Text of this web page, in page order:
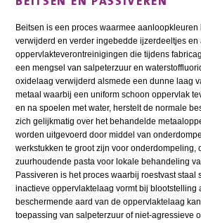
Beitsen is een proces waarmee aanloopkleuren
verwijderd en verder ingebedde ijzerdeeltjes en
oppervlakteverontreinigingen die tijdens
een mengsel van salpeterzuur en
oxidelaag verwijderd alsmede een dunne laag
metaal waarbij een uniform schoon oppervlak
en na spoelen met water, herstelt de normale
zich gelijkmatig over het behandelde
worden uitgevoerd door middel van
werkstukken te groot zijn voor onderdompeling,
zuurhoudende pasta voor lokale behandeling
Passiveren is het proces waarbij roestvast staal
inactieve oppervlaktelaag vormt bij blootstelling
beschermende aard van de oppervlaktelaag
toepassing van salpeterzuur of niet-agressieve